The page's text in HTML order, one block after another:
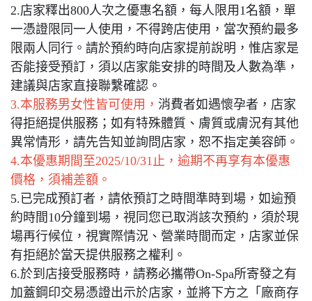
2.店家釋出800人次之優惠名額，每人限用1名額，單
一憑證限同一人使用，不得跨店使用，當次預約最多
限兩人同行。請於預約時向店家提前說明，惟店家是
否能接受預訂，須以店家能安排的時間及人數為準，
建議與店家直接聯繫確認。
3.本服務男女性皆可使用， 消費者如遇懷孕者，店家
得拒絕提供服務；如有特殊體質、膚質或膚況有其他
異常情形，請先告知並詢問店家，恕不指定美容師。
4.本優惠期間至2025/10/31止，逾期不再享有本優惠
價格，須補差額。
5.已完成預訂者，請依預訂之時間準時到場，如逾預
約時間10分鐘到場，視同您已取消該次預約，須於現
場再行候位，視實際情況、營業時間而定，店家並保
有拒絕於當天提供服務之權利。
6.於到店接受服務時，請務必攜帶On-Spa所寄發之有
加蓋鋼印交易憑證出示於店家，並將下方之「廠商存